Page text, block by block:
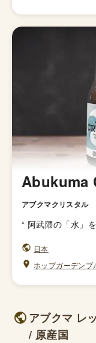
Abukuma
アブクマクリスタル
“ 阿武隈の「水」
日本
ホップガーデンブ
アブクマ レ
/ 原産国